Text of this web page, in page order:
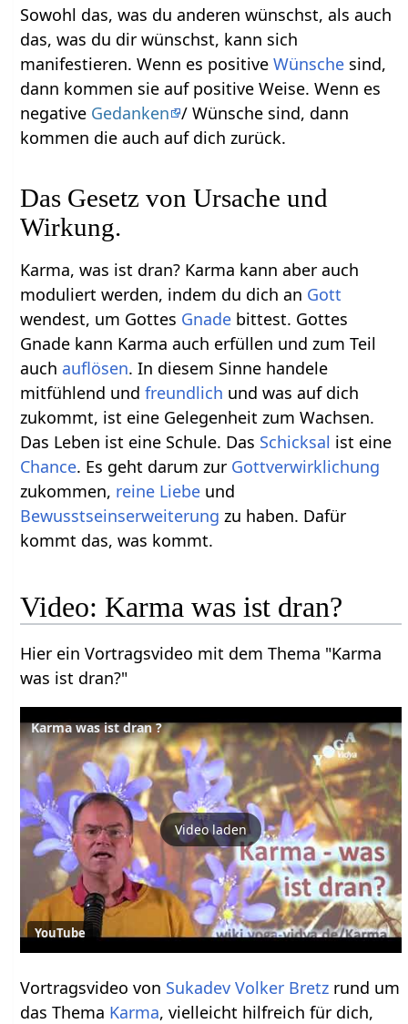
Sowohl das, was du anderen wünschst, als auch
das, was du dir wünschst, kann sich
manifestieren. Wenn es positiveWünsche sind,
dann kommen sie auf positive Weise. Wenn es
negative Gedanken / Wünsche sind, dann
kommen die auch auf dich zurück.
Das Gesetz von Ursache und
Wirkung.
Karma, was ist dran? Karma kann aber auch
moduliert werden, indem du dich an Gott
wendest, um Gottes Gnade bittest. Gottes
Gnade kann Karma auch erfüllen und zum Teil
auch auflösen. In diesem Sinne handele
mitfühlend undfreundlich und was auf dich
zukommt, ist eine Gelegenheit zum Wachsen.
Das Leben ist eine Schule. Das Schicksal ist eine
Chance. Es geht darum zur Gottverwirklichung
zukommen, reine Liebe und
Bewusstseinserweiterung zu haben. Dafür
kommt das, was kommt.
Video: Karma was ist dran?
Hier ein Vortragsvideo mit dem Thema "Karma
was ist dran?"
Karma was ist dran ?
Video laden
YouTube
Vortragsvideo von Sukadev Volker Bretz rund um
das Thema Karma, vielleicht hilfreich für dich,